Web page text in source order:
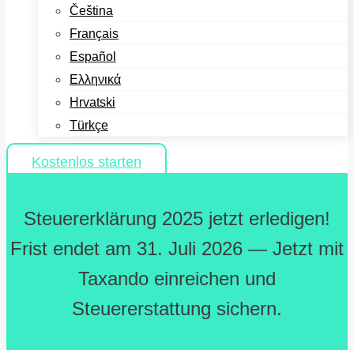
Čeština
Français
Español
Ελληνικά
Hrvatski
Türkçe
Kostenlos starten
Steuererklärung 2025 jetzt erledigen!
Frist endet am 31. Juli 2026 — Jetzt mit
Taxando einreichen und
Steuererstattung sichern.